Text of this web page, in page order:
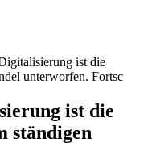
ist die
unterworfen. Fortsc
ist die
ständigen